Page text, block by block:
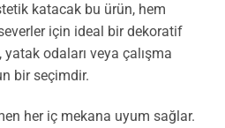
katacak bu ürün, hem
için ideal bir dekoratif
odaları veya çalışma
bir seçimdir.
her iç mekana uyum sağlar.